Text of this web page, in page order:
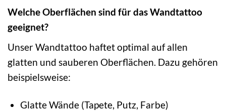
Welche Oberflächen sind für das Wandtattoo
geeignet?
Unser Wandtattoo haftet optimal auf allen
glatten und sauberen Oberflächen. Dazu gehören
beispielsweise:
Glatte Wände (Tapete, Putz, Farbe)